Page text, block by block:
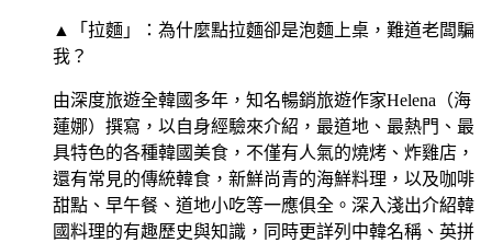
▲「拉麵」：為什麼點拉麵卻是泡麵上桌，難道老闆騙
我？
由深度旅遊全韓國多年，知名暢銷旅遊作家Helena（海
蓮娜）撰寫，以自身經驗來介紹，最道地、最熱門、最
具特色的各種韓國美食，不僅有人氣的燒烤、炸雞店，
還有常見的傳統韓食，新鮮尚青的海鮮料理，以及咖啡
甜點、早午餐、道地小吃等一應俱全。深入淺出介紹韓
國料理的有趣歷史與知識，同時更詳列中韓名稱、英拼